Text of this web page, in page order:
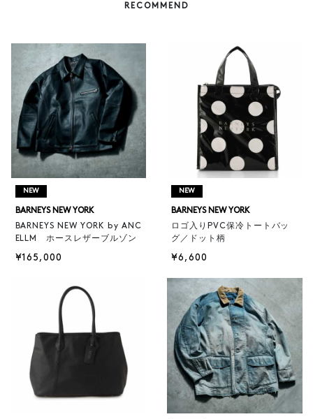
RECOMMEND
NEW
BARNEYS NEW YORK
BARNEYS NEW YORK by ANC
ELLM ホースレザーブルゾン
¥165,000
NEW
BARNEYS NEW YORK
ロゴ入りPVC保冷トートバッ
グ／ドット柄
¥6,600